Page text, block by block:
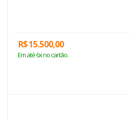
R$ 15.500,00
Em até 6x no cartão.